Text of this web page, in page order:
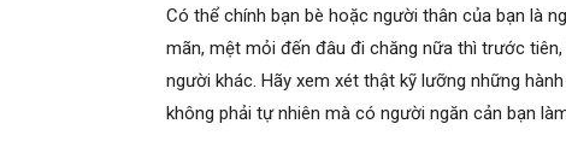
Có thể chính bạn bè hoặc người thân của bạn là
mãn, mệt mỏi đến đâu đi chăng nữa thì trước
người khác. Hãy xem xét thật kỹ lưỡng những
không phải tự nhiên mà có người ngăn cản bạn